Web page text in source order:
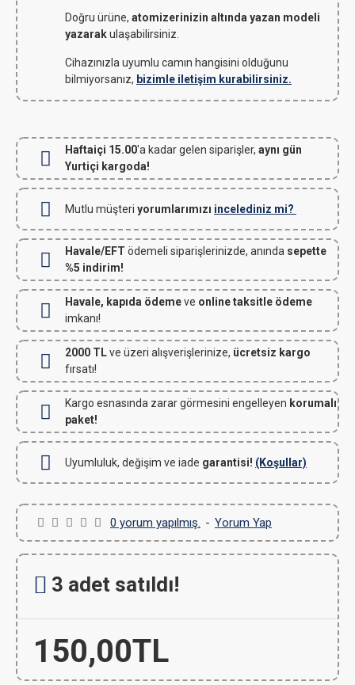
Doğru ürüne, atomizerinizin altında yazan modeli
yazarakulaşabilirsiniz.
Cihazınızla uyumlu camın hangisini olduğunu
bilmiyorsanız, bizimle iletişim kurabilirsiniz.
Haftaiçi 15.00'a kadar gelen siparişler, aynı gün
Yurtiçi kargoda!
Mutlu müşteri yorumlarımızı incelediniz mi?
Havale/EFT ödemeli siparişlerinizde, anında sepette
%5 indirim!
Havale, kapıda ödemeve online taksitle ödeme
imkanı!
2000 TLve üzeri alışverişlerinize, ücretsiz kargo
fırsatı!
Kargo esnasında zarar görmesini engelleyen korumalı
paket!
Uyumluluk, değişim ve iade garantisi! (Koşullar)
0 yorum yapılmış. - Yorum Yap
150,00TL
3 adet satıldı!